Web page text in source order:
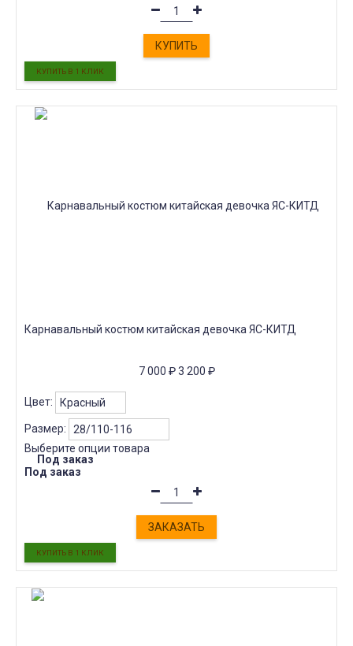
КУПИТЬ
Карнавальный костюм китайская девочка ЯС-КИТД
7 000 ₽ 3 200 ₽
Цвет:
Размер:
Выберите опции товара
Под заказ
Под заказ
ЗАКАЗАТЬ